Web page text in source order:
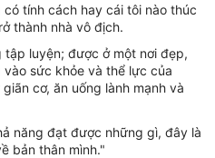
tính cách hay cái tôi nào thúc
thành nhà vô địch.
tập luyện; được ở một nơi đẹp,
sức khỏe và thể lực của
cơ, ăn uống lành mạnh và
năng đạt được những gì, đây là
bản thân mình."